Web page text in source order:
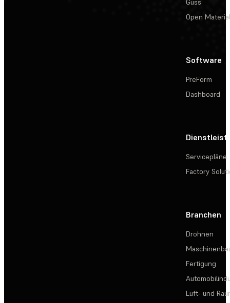
Guss
Open
Software
PreForm
Dashboard
Servicepläne
Factory
Branchen
Drohnen
Fertigung
Luft- und